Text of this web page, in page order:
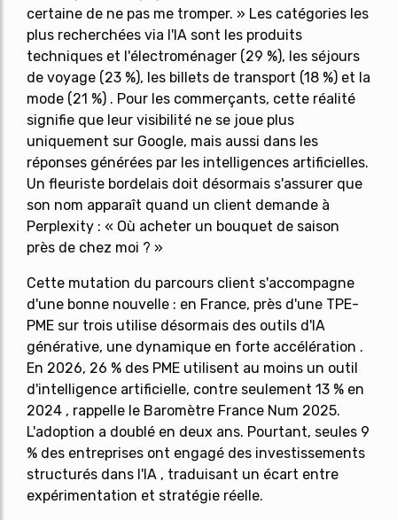
certaine de ne pas me tromper. » Les catégories les
plus recherchées via l'IA sont les produits
techniques et l'électroménager (29 %), les séjours
de voyage (23 %), les billets de transport (18 %) et la
mode (21 %) . Pour les commerçants, cette réalité
signifie que leur visibilité ne se joue plus
uniquement sur Google, mais aussi dans les
réponses générées par les intelligences artificielles.
Un fleuriste bordelais doit désormais s'assurer que
son nom apparaît quand un client demande à
Perplexity : « Où acheter un bouquet de saison
près de chez moi ? »
Cette mutation du parcours client s'accompagne
d'une bonne nouvelle : en France, près d'une TPE-
PME sur trois utilise désormais des outils d'IA
générative, une dynamique en forte accélération .
En 2026, 26 % des PME utilisent au moins un outil
d'intelligence artificielle, contre seulement 13 % en
2024 , rappelle le Baromètre France Num 2025.
L'adoption a doublé en deux ans. Pourtant, seules 9
% des entreprises ont engagé des investissements
structurés dans l'IA , traduisant un écart entre
expérimentation et stratégie réelle.